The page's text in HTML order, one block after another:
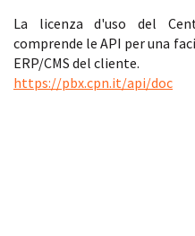
La licenza d'uso del
comprende le API per una
ERP/CMS del cliente.
https://pbx.cpn.it/api/doc